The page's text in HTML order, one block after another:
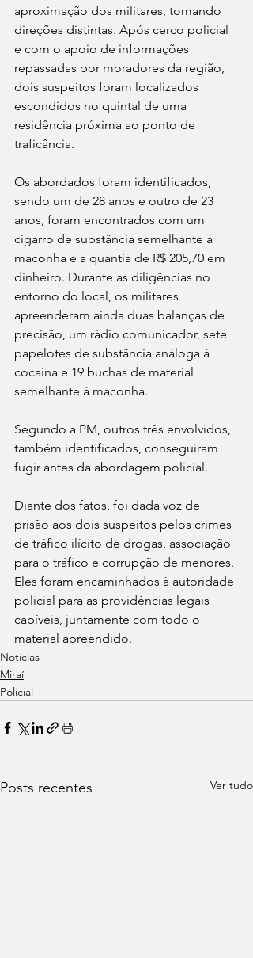
aproximação dos militares, tomando
direções distintas. Após cerco policial
e com o apoio de informações
repassadas por moradores da região,
dois suspeitos foram localizados
escondidos no quintal de uma
residência próxima ao ponto de
traficância.
Os abordados foram identificados,
sendo um de 28 anos e outro de 23
anos, foram encontrados com um
cigarro de substância semelhante à
maconha e a quantia de R$ 205,70 em
dinheiro. Durante as diligências no
entorno do local, os militares
apreenderam ainda duas balanças de
precisão, um rádio comunicador, sete
papelotes de substância análoga à
cocaína e 19 buchas de material
semelhante à maconha.
Segundo a PM, outros três envolvidos,
também identificados, conseguiram
fugir antes da abordagem policial.
Diante dos fatos, foi dada voz de
prisão aos dois suspeitos pelos crimes
de tráfico ilícito de drogas, associação
para o tráfico e corrupção de menores.
Eles foram encaminhados à autoridade
policial para as providências legais
cabíveis, juntamente com todo o
material apreendido.
Notícias
Miraí
Policial
Posts recentes Ver tudo